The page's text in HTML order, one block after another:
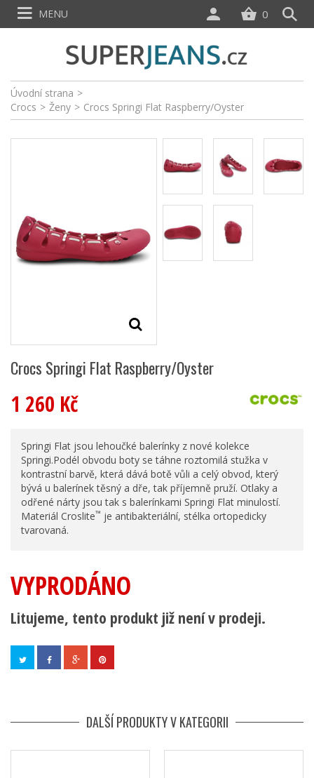
Úvodní strana >
Crocs > Ženy > Crocs Springi Flat Raspberry/Oyster
Crocs Springi Flat Raspberry/Oyster
1 260 Kč
Springi Flat jsou lehoučké balerínky z nové kolekce
Springi.Podél obvodu boty se táhne roztomilá stužka v
kontrastní barvě, která dává botě vůli a celý obvod, který
bývá u balerínek těsný a dře, tak příjemně pruží. Otlaky a
odřené nárty jsou tak s balerínkami Springi Flat minulostí.
Materiál Croslite™ je antibakteriální, stélka ortopedicky
tvarovaná.
VYPRODÁNO
Litujeme, tento produkt již není v prodeji.
DALŠÍ PRODUKTY V KATEGORII
0
MENU